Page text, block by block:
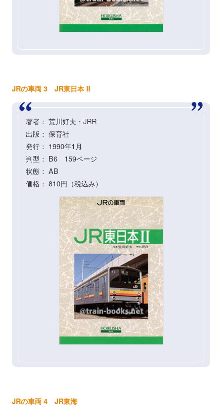
JRの車両 3 JR東日本 II
著者： 荒川好夫・JRR
出版： 保育社
発行： 1990年1月
判型： B6 159ページ
状態： AB
価格： 810円（税込み）
JRの車両 4 JR東海